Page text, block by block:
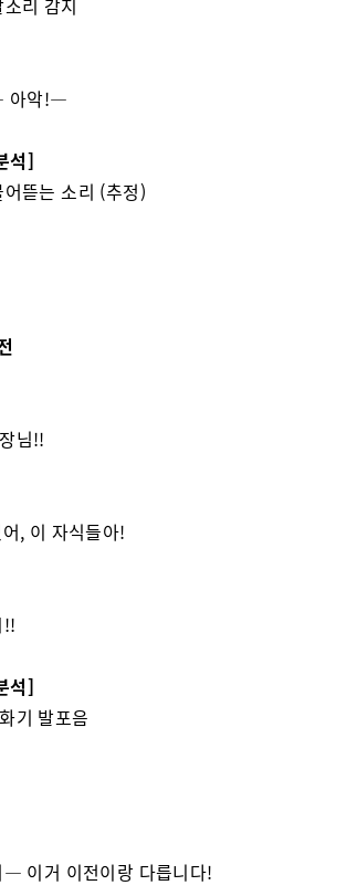
리 감지
아악!—
석]
뜯는 소리 (추정)
님!!
, 이 자식들아!
!!
석]
기 발포음
이거 이전이랑 다릅니다!